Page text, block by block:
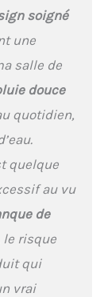
de
facile :
de jet du
: le
mesure
facile
soigné
une
salle de
douce
quotidien,
quelque
au vu
de
risque
qui
vrai